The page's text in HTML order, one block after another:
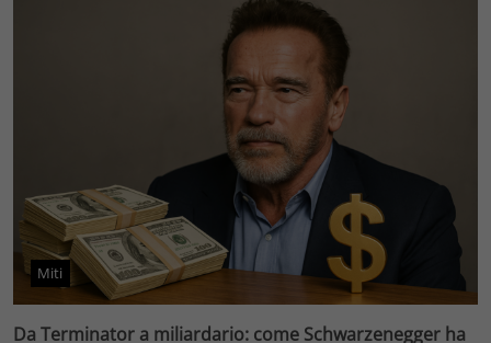
Miti
Da Terminator a miliardario: come Schwarzenegger ha